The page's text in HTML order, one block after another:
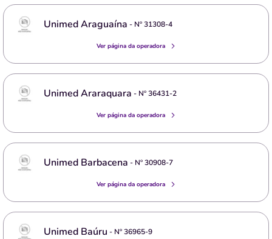
Unimed Araguaína - Nº31308-4
Ver página da operadora
Unimed Araraquara - Nº36431-2
Ver página da operadora
Unimed Barbacena - Nº30908-7
Ver página da operadora
Unimed Baúru - Nº36965-9